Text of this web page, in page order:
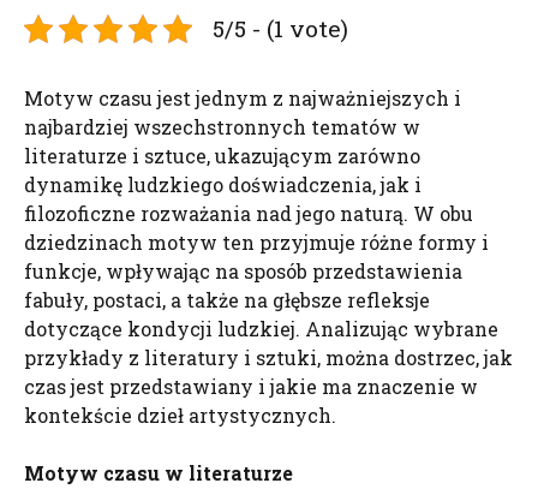
5/5 - (1 vote)
Motyw czasu jest jednym z najważniejszych i
najbardziej wszechstronnych tematów w
literaturze i sztuce, ukazującym zarówno
dynamikę ludzkiego doświadczenia, jak i
filozoficzne rozważania nad jego naturą. W obu
dziedzinach motyw ten przyjmuje różne formy i
funkcje, wpływając na sposób przedstawienia
fabuły, postaci, a także na głębsze refleksje
dotyczące kondycji ludzkiej. Analizując wybrane
przykłady z literatury i sztuki, można dostrzec, jak
czas jest przedstawiany i jakie ma znaczenie w
kontekście dzieł artystycznych.
Motyw czasu w literaturze